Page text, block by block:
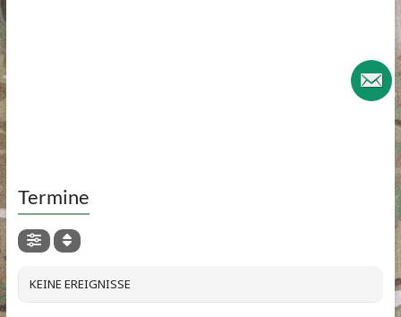
Termine
KEINE EREIGNISSE